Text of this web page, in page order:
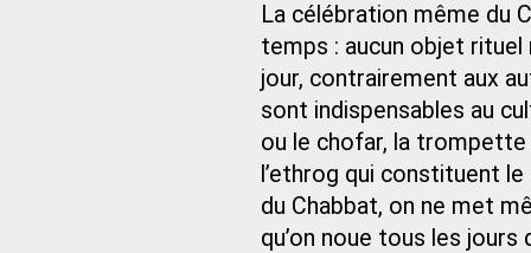
La célébration même du
temps : aucun objet rituel
jour, contrairement aux
sont indispensables au
ou le chofar, la trompette
l’ethrog qui constituent
du Chabbat, on ne met
qu’on noue tous les